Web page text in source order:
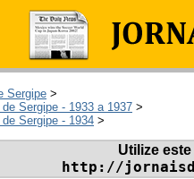
Sergipe >
Sergipe - 1933 a 1937 >
Sergipe - 1934 >
Utilize
http://